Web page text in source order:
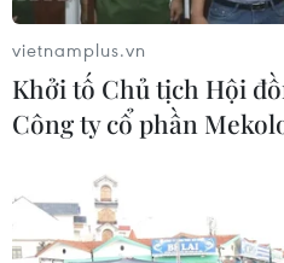
vietnamplus.vn
Khởi tố Chủ tịch Hội
Công ty cổ phần